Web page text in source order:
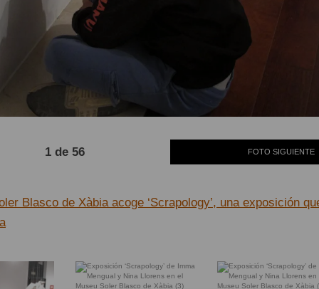
1 de 56 FOTO SIGUIENTE
Blasco de Xàbia acoge ‘Scrapology’, una exposición